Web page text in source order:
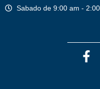
Sabado de 9:00 am -